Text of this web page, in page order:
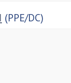
(PPE/DC)